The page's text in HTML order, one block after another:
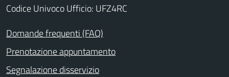
Codice Univoco Ufficio: UFZ4RC
Domande frequenti (FAQ)
Prenotazione appuntamento
Segnalazione disservizio